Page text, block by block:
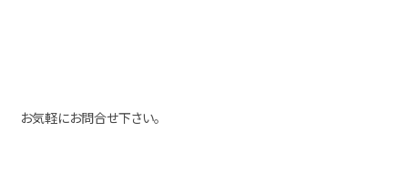
お気軽にお問合せ下さい。